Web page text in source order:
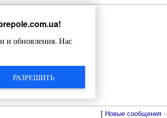
[ Новые сообщения ·
!
и обновления. Нас
РАЗРЕШИТЬ